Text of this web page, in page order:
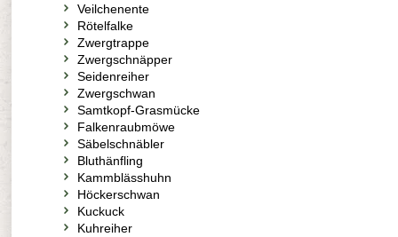
Veilchenente
Rötelfalke
Zwergtrappe
Zwergschnäpper
Seidenreiher
Zwergschwan
Samtkopf-Grasmücke
Falkenraubmöwe
Säbelschnäbler
Bluthänfling
Kammblässhuhn
Höckerschwan
Kuckuck
Kuhreiher